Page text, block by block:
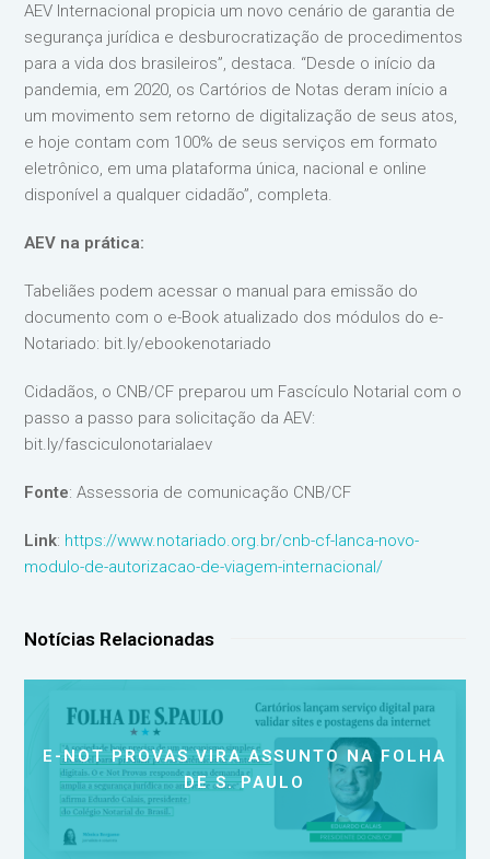
AEV Internacional propicia um novo cenário de garantia de
segurança jurídica e desburocratização de procedimentos
para a vida dos brasileiros”, destaca. “Desde o início da
pandemia, em 2020, os Cartórios de Notas deram início a
um movimento sem retorno de digitalização de seus atos,
e hoje contam com 100% de seus serviços em formato
eletrônico, em uma plataforma única, nacional e online
disponível a qualquer cidadão”, completa.
AEV na prática:
Tabeliães podem acessar o manual para emissão do
documento com o e-Book atualizado dos módulos do e-
Notariado: bit.ly/ebookenotariado
Cidadãos, o CNB/CF preparou um Fascículo Notarial com o
passo a passo para solicitação da AEV:
bit.ly/fasciculonotarialaev
Fonte: Assessoria de comunicação CNB/CF
Link: https://www.notariado.org.br/cnb-cf-lanca-novo-
modulo-de-autorizacao-de-viagem-internacional/
Notícias Relacionadas
E-NOT PROVAS VIRA ASSUNTO NA FOLHA
DE S. PAULO